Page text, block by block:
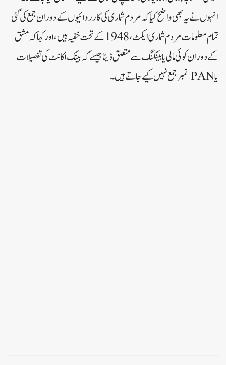
انہوں نے یہ بھی واضح کیا کہ مردم شماری کی کارروائیوں کے دوران جمع کی گئی
تمام معلومات مردم شماری ایکٹ، 1948 کے تحت خفیہ ہیں، اور کہا کہ مشق
کے دوران کوئی مالی یا بینکنگ سے متعلق ڈیٹا جیسے کہ بینک اکانٹ کی تفصیلات
یا PAN نمبر جمع نہیں کیے جاتے ہیں۔